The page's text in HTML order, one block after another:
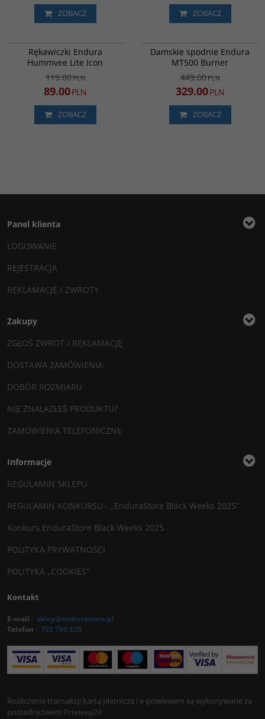
ZOBACZ ZOBACZ
Rękawiczki Endura
Hummvee Lite Icon
119.00PLN
89.00PLN
ZOBACZ
PROMOCJA
DARMOWA DOSTAWA
Damskie spodnie Endura
MT500 Burner
449.00PLN
329.00PLN
ZOBACZ
Panel klienta
LOGOWANIE
REJESTRACJA
REKLAMACJE / ZWROTY
Zakupy
ZGŁOŚ ZWROT / REKLAMACJĘ
DOSTAWA ZAMÓWIENIA
DOBÓR ROZMIARU
NIE ZNALAZŁEŚ PRODUKTU?
ZAMÓWIENIA TELEFONICZNE
Informacje
REGULAMIN SKLEPU
REGULAMIN KONKURSU - „EnduraStore Black Weeks 2025”
Konkurs EnduraStore Black Weeks 2025
POLITYKA PRYWATNOŚCI
POLITYKA „COOKIES”
Kontakt
E-mail : sklep@endurastore.pl
Telefon : 792 790 820
Rozliczenia transakcji kartą płatnicza i e-przelewem są wykonywane za
pośrednictwem Przelewy24